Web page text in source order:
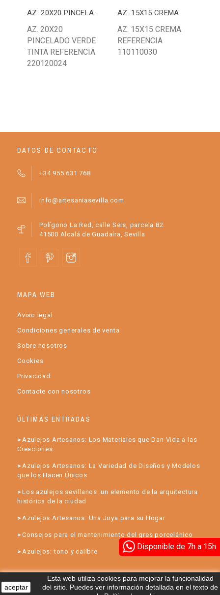
aceptar
Esta web utiliza cookies para mejorar la funcionalidad
del sitio. Puedes ver información detallada en el texto de
Disponible de 7h a 15h
AZ. 20X20 PINCELADO VERDE TINTA
AZ. 20X20
PINCELADO VERDE
TINTA REFERENCIA
220120024
AZ. 15X15 CREMA
AZ. 15X15 CREMA
REFERENCIA
110110030
DATOS DE CONTACTO
+34 955 631 768
info@artesaniasevilla.com
Polígono La Red, calle Seis, parcela 82.
41500 Alcalá de Guadaíra, Sevilla
MAPA WEB
Aviso legal
Condiciones generales de venta
Sobre nosotros
Cookies
Privacidad
Contacte con nosotros
ÚLTIMAS ENTRADAS
Azulejos Artesanos: Los Materiales que Dan Vida a las
Creaciones
Azulejos Artesanos: La Variedad de Diseños y Modelos
que los Hacen Únicos
Los azulejos sevillanos: un elemento de la arquitectura
histórica de la ciudad
Azulejos Artesanos: Una Joya para su Hogar
Consejos para el mantenimiento del gres porcelánico
Azulejos: tono y calibre